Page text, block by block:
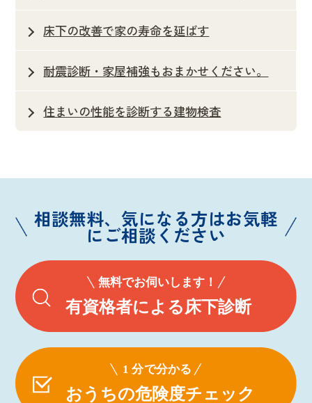
床下の改善で家の寿命を延ばす
耐震診断・家屋補強もおまかせください。
住まいの性能を診断する建物検査
相談無料、気になる方はお気軽
にご相談ください